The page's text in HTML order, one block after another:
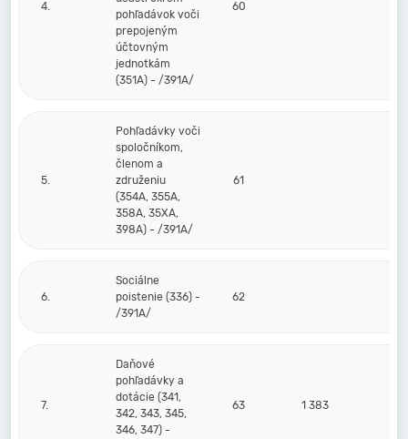
4.
pohľadávok voči
prepojeným
účtovným
jednotkám
(351A) - /391A/
60
5.
Pohľadávky voči
spoločníkom,
členom a
združeniu
(354A, 355A,
358A, 35XA,
398A) - /391A/
61
6.
Sociálne
poistenie (336) -
/391A/
62
7.
Daňové
pohľadávky a
dotácie (341,
342, 343, 345,
346, 347) -
63 1 383